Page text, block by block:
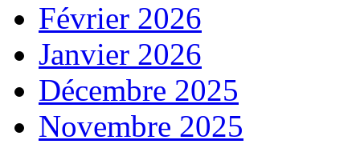
Février 2026
Janvier 2026
Décembre 2025
Novembre 2025